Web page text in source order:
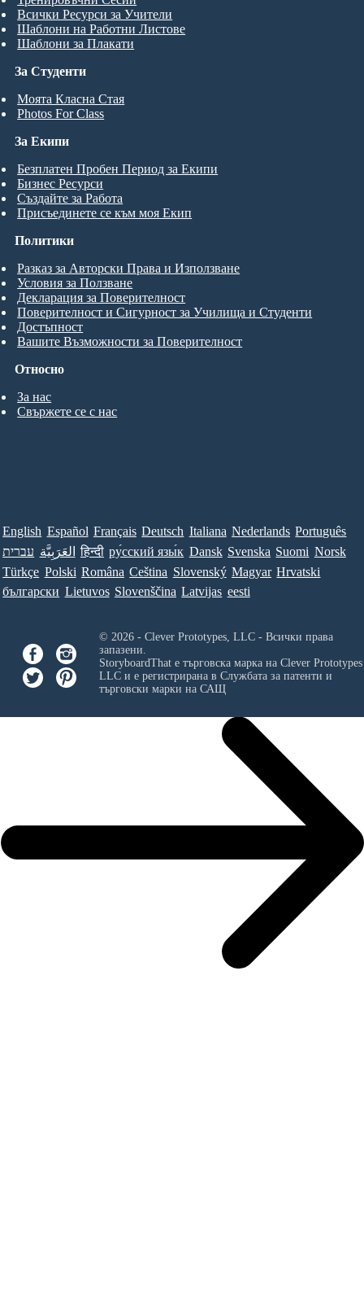
За Студенти
Моята Класна Стая
Photos For Class
Всички Ресурси за Учители
Шаблони на Работни Листове
Шаблони за Плакати
За Екипи
Безплатен Пробен Период за Екипи
Бизнес Ресурси
Създайте за Работа
Присъединете се към моя Екип
Относно
За нас
Свържете се с нас
Политики
Разказ за Авторски Права и Използване
Условия за Ползване
Декларация за Поверителност
Поверителност и Сигурност за Училища и Студенти
Достъпност
Вашите Възможности за Поверителност
English Español Français Deutsch Italiana Nederlands Português
עברית العَرَبِيَّة हिन्दी ру́сский язы́к Dansk Svenska Suomi Norsk
Türkçe Polski Româna Ceština Slovenský Magyar Hrvatski
български Lietuvos Slovenščina Latvijas eesti
© 2026 - Clever Prototypes, LLC - Всички права
запазени.
StoryboardThat е търговска марка на Clever
LLCи е регистрирана в Службата за патенти и
търговски марки на САЩ